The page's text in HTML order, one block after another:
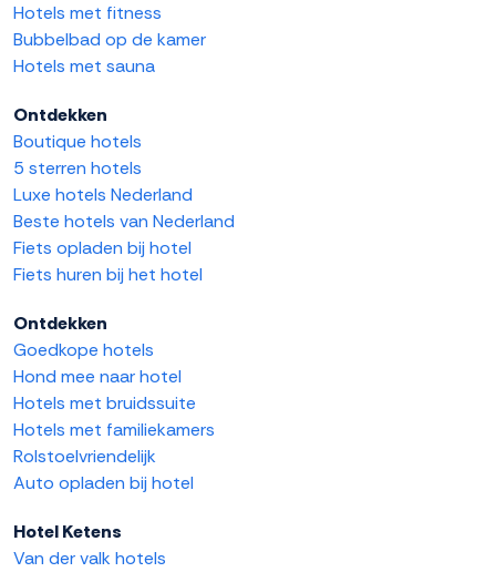
Hotels met fitness
Bubbelbad op de kamer
Hotels met sauna
Ontdekken
Boutique hotels
5 sterren hotels
Luxe hotels Nederland
Beste hotels van Nederland
Fiets opladen bij hotel
Fiets huren bij het hotel
Ontdekken
Goedkope hotels
Hond mee naar hotel
Hotels met bruidssuite
Hotels met familiekamers
Rolstoelvriendelijk
Auto opladen bij hotel
Hotel Ketens
Van der valk hotels